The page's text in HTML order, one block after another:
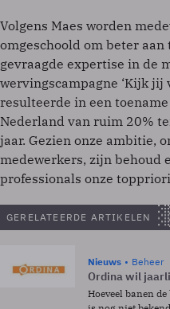
Volgens Maes worden
omgeschoold om beter aan
gevraagde expertise in de
wervingscampagne ‘Kijk jij
resulteerde in een
Nederland van ruim 20%
jaar. Gezien onze ambitie,
medewerkers, zijn behoud
professionals onze
GERELATEERDE ARTIKELEN
Nieuws Beheer
Ordina wil
Hoeveel banen